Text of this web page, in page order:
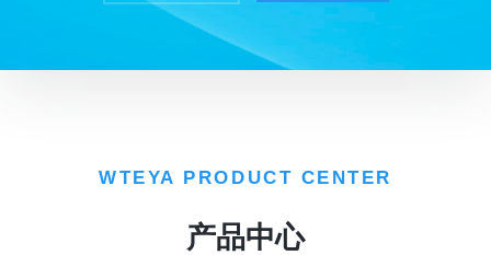
WTEYA PRODUCT CENTER
产品中心